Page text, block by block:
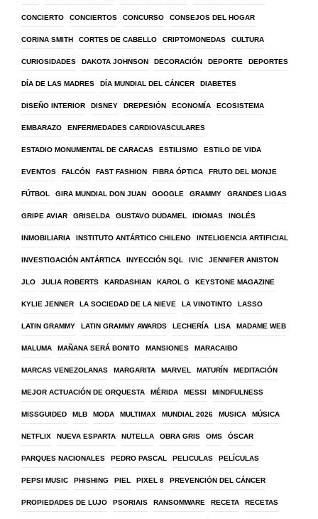
CONCIERTO CONCIERTOS CONCURSO CONSEJOS DEL HOGAR
CORINA SMITH CORTES DE CABELLO CRIPTOMONEDAS CULTURA
CURIOSIDADES DAKOTA JOHNSON DECORACIÓN DEPORTE DEPORTES
DÍA DE LAS MADRES DÍA MUNDIAL DEL CÁNCER DIABETES
DISEÑO INTERIOR DISNEY DREPESIÓN ECONOMÍA ECOSISTEMA
EMBARAZO ENFERMEDADES CARDIOVASCULARES
ESTADIO MONUMENTAL DE CARACAS ESTILISMO ESTILO DE VIDA
EVENTOS FALCÓN FAST FASHION FIBRA ÓPTICA FRUTO DEL MONJE
FÚTBOL GIRA MUNDIAL DON JUAN GOOGLE GRAMMY GRANDES LIGAS
GRIPE AVIAR GRISELDA GUSTAVO DUDAMEL IDIOMAS INGLÉS
INMOBILIARIA INSTITUTO ANTÁRTICO CHILENO INTELIGENCIA ARTIFICIAL
INVESTIGACIÓN ANTÁRTICA INYECCIÓN SQL IVIC JENNIFER ANISTON
JLO JULIA ROBERTS KARDASHIAN KAROL G KEYSTONE MAGAZINE
KYLIE JENNER LA SOCIEDAD DE LA NIEVE LA VINOTINTO LASSO
LATIN GRAMMY LATIN GRAMMY AWARDS LECHERÍA LISA MADAME WEB
MALUMA MAÑANA SERÁ BONITO MANSIONES MARACAIBO
MARCAS VENEZOLANAS MARGARITA MARVEL MATURÍN MEDITACIÓN
MEJOR ACTUACIÓN DE ORQUESTA MÉRIDA MESSI MINDFULNESS
MISSGUIDED MLB MODA MULTIMAX MUNDIAL 2026 MUSICA MÚSICA
NETFLIX NUEVA ESPARTA NUTELLA OBRA GRIS OMS ÓSCAR
PARQUES NACIONALES PEDRO PASCAL PELICULAS PELÍCULAS
PEPSI MUSIC PHISHING PIEL PIXEL 8 PREVENCIÓN DEL CÁNCER
PROPIEDADES DE LUJO PSORIAIS RANSOMWARE RECETA RECETAS